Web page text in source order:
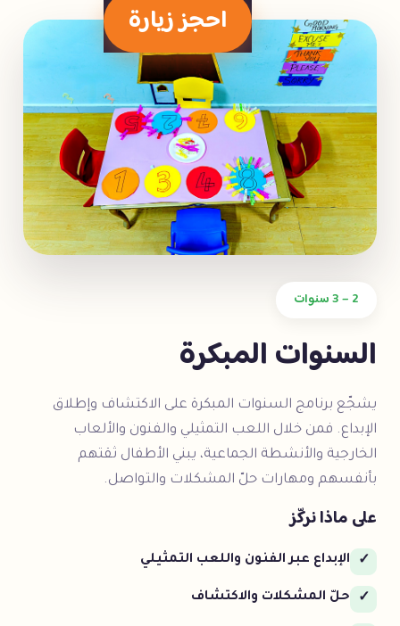
احجز زيارة
2 – 3 سنوات
السنوات المبكرة
يشجّع برنامج السنوات المبكرة على الاكتشاف وإطلاق
الإبداع. فمن خلال اللعب التمثيلي والفنون والألعاب
الخارجية والأنشطة الجماعية، يبني الأطفال ثقتهم
بأنفسهم ومهارات حلّ المشكلات والتواصل.
على ماذا نركّز
✓ الإبداع عبر الفنون واللعب التمثيلي
✓ حلّ المشكلات والاكتشاف